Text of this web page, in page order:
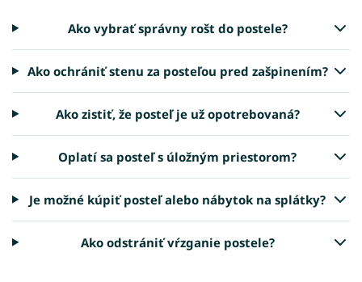
Ako vybrať správny rošt do postele?
Ako ochrániť stenu za posteľou pred zašpinením?
Ako zistiť, že posteľ je už opotrebovaná?
Oplatí sa posteľ s úložným priestorom?
Je možné kúpiť posteľ alebo nábytok na splátky?
Ako odstrániť vŕzganie postele?